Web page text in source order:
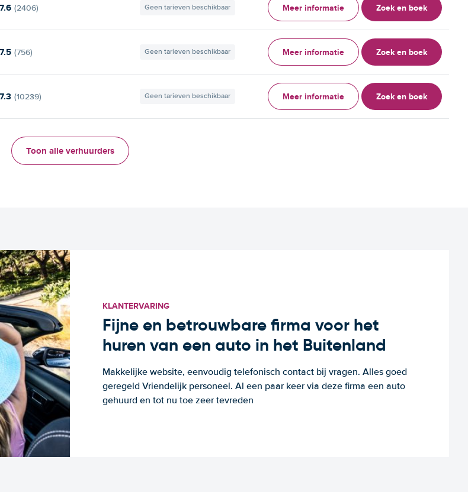
7.6 (2406) Geen tarieven beschikbaar Meer informatie Zoek en boek
7.5 (756) Geen tarieven beschikbaar Meer informatie Zoek en boek
7.3 (10239) Geen tarieven beschikbaar Meer informatie Zoek en boek
Toon alle verhuurders
KLANTERVARING
Fijne en betrouwbare firma voor het
huren van een auto in het Buitenland
Makkelijke website, eenvoudig telefonisch contact bij vragen. Alles goed
geregeld Vriendelijk personeel. Al een paar keer via deze firma een auto
gehuurd en tot nu toe zeer tevreden